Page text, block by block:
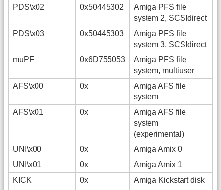
PDS\x02
0x50445302
Amiga PFS file
system 2, SCSIdirect
PDS\x03
0x50445303
Amiga PFS file
system 3, SCSIdirect
muPF
0x6D755053
Amiga PFS file
system, multiuser
AFS\x00
0x
Amiga AFS file
system
AFS\x01
0x
Amiga AFS file
system
(experimental)
UNI\x00
0x
Amiga Amix 0
UNI\x01
0x
Amiga Amix 1
KICK
0x
Amiga Kickstart disk